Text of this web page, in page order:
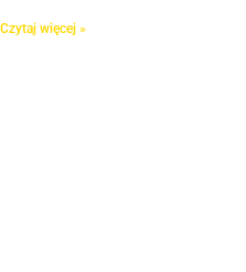
Czytaj więcej »